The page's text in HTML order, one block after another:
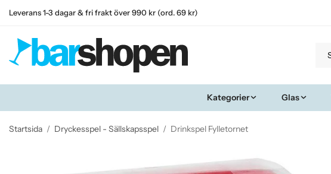
Leverans 1-3 dagar & fri frakt över 990 kr (ord. 69 kr)
Kategorier Glas
Startsida / Dryckesspel - Sällskapsspel / Drinkspel Fylletornet